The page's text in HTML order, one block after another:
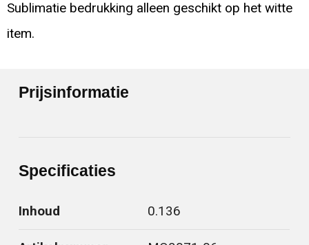
Sublimatie bedrukking alleen geschikt op het witte
item.
Prijsinformatie
Specificaties
Inhoud 0.136